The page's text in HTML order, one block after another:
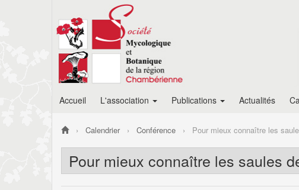
Accueil L'association Publications Actualités
Calendrier Conférence Pour mieux connaître les
Pour mieux connaître les saules